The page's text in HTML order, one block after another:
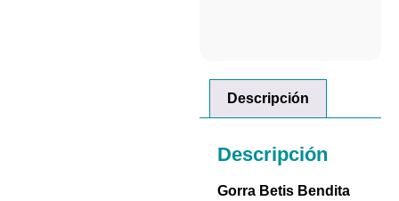
Descripción
Descripción
Gorra Betis Bendita